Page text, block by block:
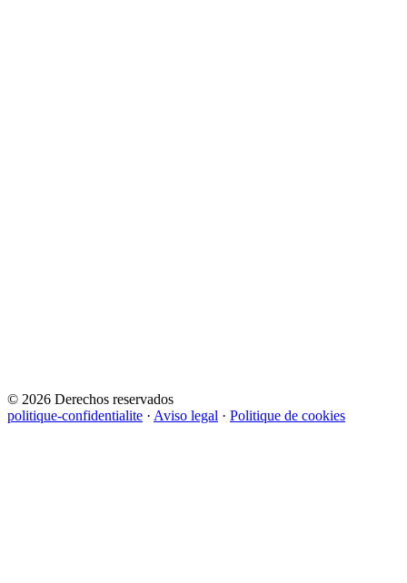
© 2026 Derechos reservados
politique-confidentialite · Aviso legal · Politique de cookies